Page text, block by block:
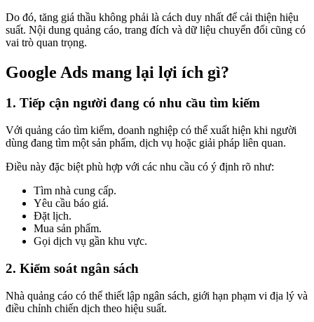
Do đó, tăng giá thầu không phải là cách duy nhất để cải thiện hiệu
suất. Nội dung quảng cáo, trang đích và dữ liệu chuyển đổi cũng có
vai trò quan trọng.
Google Ads mang lại lợi ích gì?
1. Tiếp cận người đang có nhu cầu tìm kiếm
Với quảng cáo tìm kiếm, doanh nghiệp có thể xuất hiện khi người
dùng đang tìm một sản phẩm, dịch vụ hoặc giải pháp liên quan.
Điều này đặc biệt phù hợp với các nhu cầu có ý định rõ như:
Tìm nhà cung cấp.
Yêu cầu báo giá.
Đặt lịch.
Mua sản phẩm.
Gọi dịch vụ gần khu vực.
2. Kiểm soát ngân sách
Nhà quảng cáo có thể thiết lập ngân sách, giới hạn phạm vi địa lý và
điều chỉnh chiến dịch theo hiệu suất.